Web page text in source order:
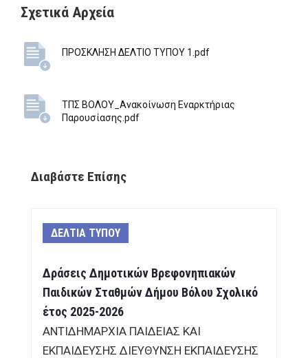
Σχετικά Αρχεία
ΠΡΟΣΚΛΗΣΗ ΔΕΛΤΙΟ ΤΥΠΟΥ 1.pdf
ΤΠΣ ΒΟΛΟΥ_Ανακοίνωση Εναρκτήριας
Παρουσίασης.pdf
Διαβάστε Επίσης
ΔΕΛΤΙΑ ΤΥΠΟΥ
Δράσεις Δημοτικών Βρεφονηπιακών
Παιδικών Σταθμών Δήμου Βόλου Σχολικό
έτος 2025-2026
ΑΝΤΙΔΗΜΑΡΧΙΑ ΠΑΙΔΕΙΑΣ ΚΑΙ
ΕΚΠΑΙΔΕΥΣΗΣ ΔΙΕΥΘΥΝΣΗ ΕΚΠΑΙΔΕΥΣΗΣ